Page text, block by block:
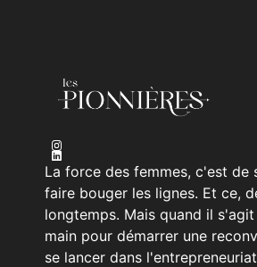
La force des femmes, c'est de
faire bouger les lignes. Et ce,
longtemps. Mais quand il
main pour démarrer une
se lancer dans